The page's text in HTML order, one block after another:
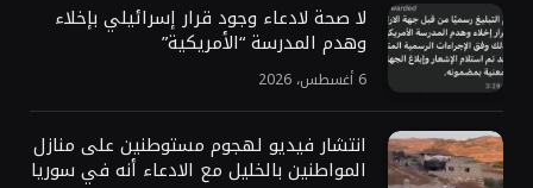
لا صحة لادعاء وجود قرار إسرائيلي بإخلاء
وهدم المدرسة “الأمريكية”
6 أغسطس، 2026
انتشار فيديو لهجوم مستوطنين على منازل
المواطنين بالخليل مع الادعاء أنه في سوريا